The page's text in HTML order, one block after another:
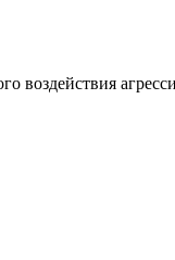
воздействия